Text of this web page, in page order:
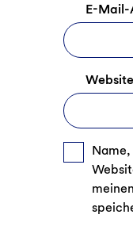
E-Mail-
Website